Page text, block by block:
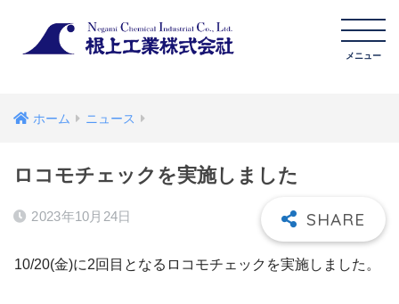
ホーム ニュース
ロコモチェックを実施しました
2023年10月24日
10/20(金)に2回目となるロコモチェックを実施しました。